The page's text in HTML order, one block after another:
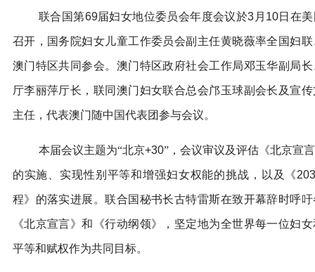
联合国第69届妇女地位委员会年度会议於3 月 10日在
召开，国务院妇女儿童工作委员会副主任黄晓薇率全国妇
澳门特区共同参会。澳门特区政府社会工作局邓玉华副局
厅李丽萍厅长，联同澳门妇女联合总会邝玉球副会长及宣
主任，代表澳门随中国代表团参与会议。
本届会议主题为“北京+30”，会议审议及评估《北京宣
的实施、实现性别平等和增强妇女权能的挑战，以及《
程》的落实进展。联合国秘书长古特雷斯在致开幕辞时呼
《北京宣言》和《行动纲领》，坚定地为全世界每一位妇
平等和赋权作为共同目标。